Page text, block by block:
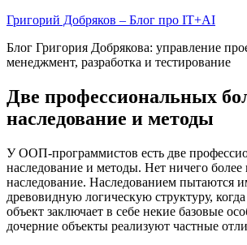
Skip
content
Григорий Добряков – Блог про IT+AI
Блог Григория Добрякова: управление
менеджмент, разработка и тестирование
Две профессиональных
наследование и методы
У ООП-программистов есть две
наследование и методы. Нет ничего более
наследование. Наследованием пытаются
древовидную логическую структуру,
объект заключает в себе некие базовые
дочерние объекты реализуют частные